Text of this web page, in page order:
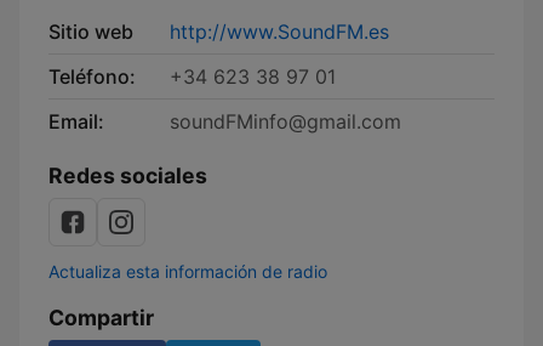
Sitio web
http://www.SoundFM.es
Teléfono:
+34 623 38 97 01
Email:
soundFMinfo@gmail.com
Redes sociales
Actualiza esta información de radio
Compartir